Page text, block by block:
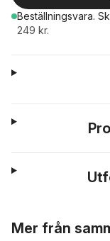
Beställningsvara.
249 kr.
Mer från